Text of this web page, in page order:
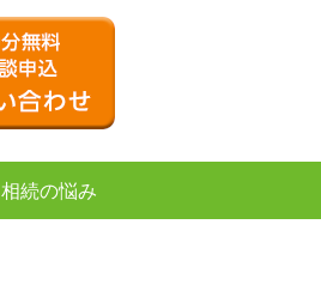
相続の悩み